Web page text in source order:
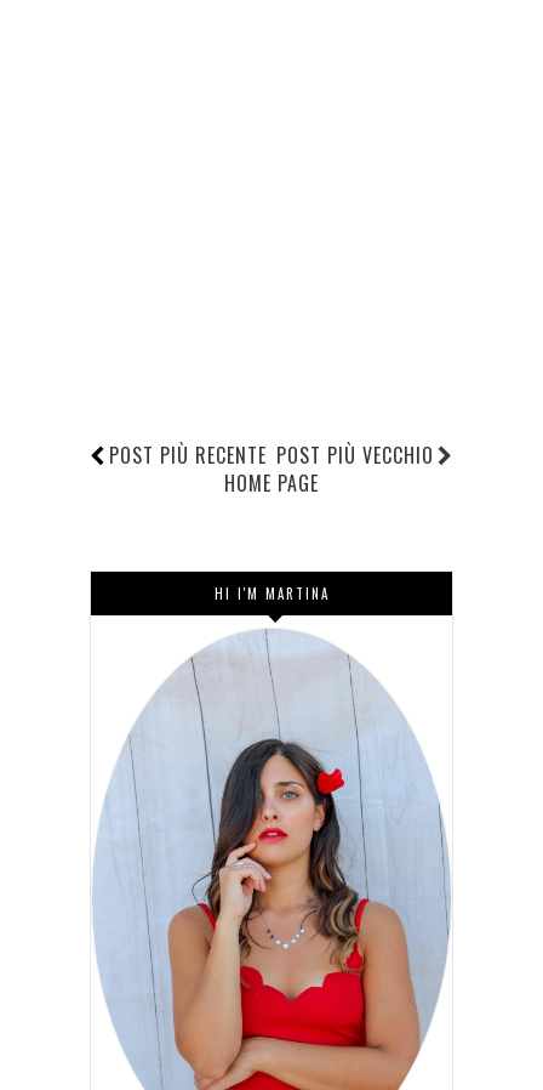
POST PIÙ RECENTE POST PIÙ VECCHIO
HOME PAGE
HI I'M MARTINA